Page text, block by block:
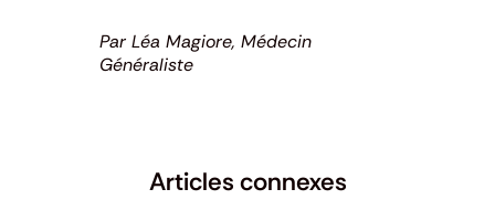
Par Léa Magiore, Médecin
Généraliste
Articles connexes